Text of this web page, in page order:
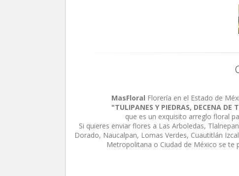
MasFloral Florería en el Estado de
"TULIPANES Y PIEDRAS, DECENA DE
que es un exquisito arreglo floral
Si quieres enviar flores a Las Arboledas,
Dorado, Naucalpan, Lomas Verdes, Cuautitlán
Metropolitana o Ciudad de México se